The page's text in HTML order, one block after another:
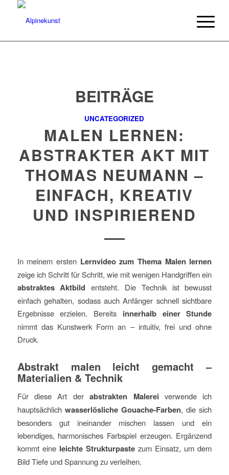
BEITRÄGE
UNCATEGORIZED
MALEN LERNEN:
ABSTRAKTER AKT MIT
THOMAS NEUMANN –
EINFACH, KREATIV
UND INSPIRIEREND
In meinem ersten Lernvideo zum Thema Malen lernen
zeige ich Schritt für Schritt, wie mit wenigen Handgriffen ein
abstraktes Aktbild entsteht. Die Technik ist bewusst
einfach gehalten, sodass auch Anfänger schnell sichtbare
Ergebnisse erzielen. Bereits innerhalb einer Stunde
nimmt das Kunstwerk Form an – intuitiv, frei und ohne
Druck.
Abstrakt malen leicht gemacht –
Materialien & Technik
Für diese Art derabstrakten Malerei verwende ich
hauptsächlich wasserlösliche Gouache-Farben, die sich
besonders gut ineinander mischen lassen und ein
lebendiges, harmonisches Farbspiel erzeugen. Ergänzend
kommt eine leichte Strukturpastezum Einsatz, um dem
Bild Tiefe und Spannung zu verleihen.